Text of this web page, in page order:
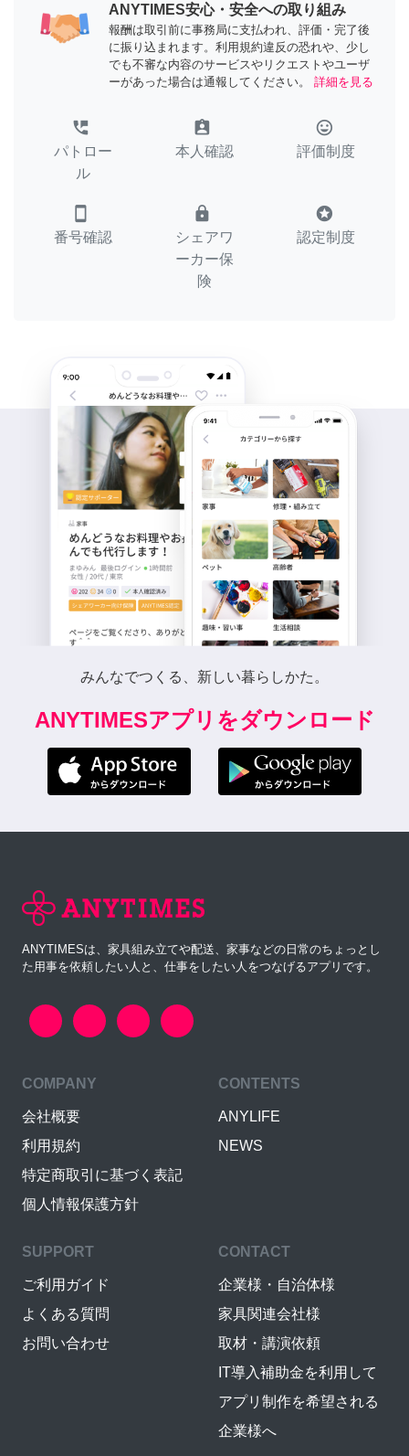
ANYTIMES安心・安全への取り組み
報酬は取引前に事務局に支払われ、評価・完了後
に振り込まれます。利用規約違反の恐れや、少し
でも不審な内容のサービスやリクエストやユーザ
ーがあった場合は通報してください。
詳細を見る
perm_phone_msg
パトロー
ル
assignment_ind
本人確認
tag_faces
評価制度
smartphone
番号確認
lock
シェアワ
ーカー保
険
stars
認定制度
みんなでつくる、新しい暮らしかた。
ANYTIMESアプリをダウンロード
ANYTIMESは、家具組み立てや配送、家事などの日常のちょっとし
た用事を依頼したい人と、仕事をしたい人をつなげるアプリです。
COMPANY
会社概要
利用規約
特定商取引に基づく表記
個人情報保護方針
CONTENTS
ANYLIFE
NEWS
SUPPORT
ご利用ガイド
よくある質問
お問い合わせ
CONTACT
企業様・自治体様
家具関連会社様
取材・講演依頼
IT導入補助金を利用して
アプリ制作を希望される
企業様へ